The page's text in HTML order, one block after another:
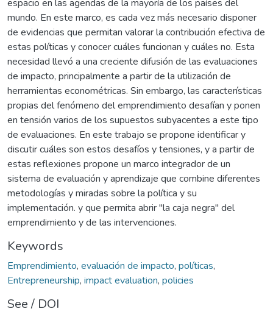
espacio en las agendas de la mayoría de los países del
mundo. En este marco, es cada vez más necesario disponer
de evidencias que permitan valorar la contribución efectiva de
estas políticas y conocer cuáles funcionan y cuáles no. Esta
necesidad llevó a una creciente difusión de las evaluaciones
de impacto, principalmente a partir de la utilización de
herramientas econométricas. Sin embargo, las características
propias del fenómeno del emprendimiento desafían y ponen
en tensión varios de los supuestos subyacentes a este tipo
de evaluaciones. En este trabajo se propone identificar y
discutir cuáles son estos desafíos y tensiones, y a partir de
estas reflexiones propone un marco integrador de un
sistema de evaluación y aprendizaje que combine diferentes
metodologías y miradas sobre la política y su
implementación. y que permita abrir "la caja negra" del
emprendimiento y de las intervenciones.
Keywords
Emprendimiento, evaluación de impacto, políticas,
Entrepreneurship, impact evaluation, policies
See / DOI